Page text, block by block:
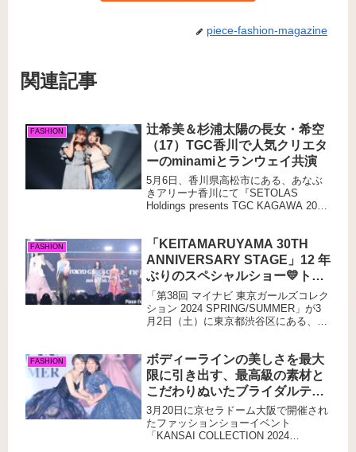
piece-fashion-magazine
関連記事
FASHION
辻希美＆杉浦太陽の長女・希空
（17）TGC香川で人気クリエタ
ーのminamiとランウェイ共演
5月6日、香川県高松市にある、あなぶ
きアリーナ⾹川にて『SETOLAS
Holdings presents TGC KAGAWA 2025
ン）が初開催された。今回香川での開
催は初となり注目される中、登場した
のは昨年芸能界デビューをしインフル
エンサーとして活躍する希空(17＝の
あ）。インフルエンサーとして活躍す
る希空(のあ）は、元モーニング娘。で
タレントの辻希美＆俳優の杉浦太陽の
らしいフェミニンでエレガントなスタ
イリングを人気クリエターのminamiと
共に着こなした。夏らしい涼しげなデ
ニムのワンピースに黒い花柄のタイツ
を合わせることでガーリーにも魅せ
た。
FASHION
「KEITAMARUYAMA 30TH
ANNIVERSARY STAGE」12 年
ぶりのスペシャルショー💛トッ
プバッターに斎藤飛鳥が登
場！！
「第38回 マイナビ 東京ガールズコレク
ション 2024 SPRING/SUMMER」が3
月2日（土）に東京都渋谷区にある、国
（KEITAMARUYAMA）」は、
「KEITAMA...
FASHION
ボディーラインの美しさを最大
限に引き出す、最高級の素材と
こだわりぬいたブライダルテク
ニックで花嫁に自信と感動を届
けるユミカツラのドレスがラン
ウェイに登場！！
3月20日に京セラドーム大阪で開催され
たファッションショーイベント
「KANSAI COLLECTION 2024